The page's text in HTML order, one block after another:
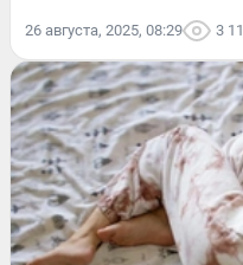
26 августа, 2025, 08:29 3